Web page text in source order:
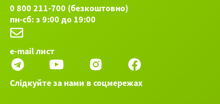
0 800 211-700 (безкоштовно)
пн-сб: з 9:00 до 19:00
e-mail лист
Слідкуйте за нами в соцмережах